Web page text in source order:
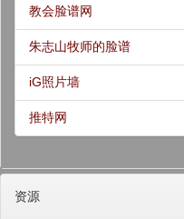
教会脸谱网
朱志山牧师的脸谱
iG照片墙
推特网
资源